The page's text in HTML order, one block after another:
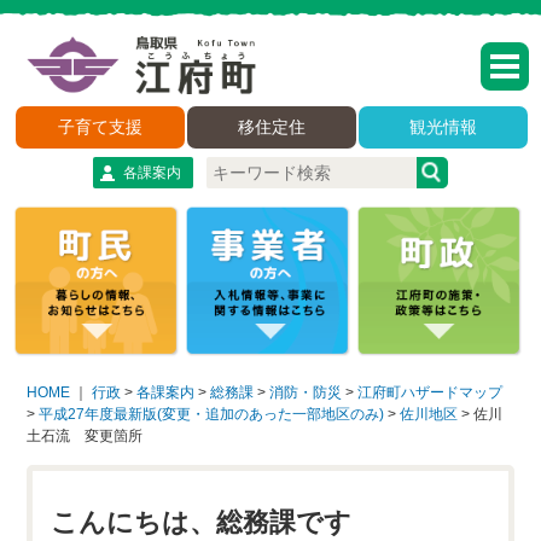
子育て支援 移住定住 観光情報
各課案内
HOME ｜行政 >各課案内 >総務課 >消防・防災 >江府町ハザードマップ
>平成27年度最新版(変更・追加のあった一部地区のみ) >佐川地区 >佐川
土石流 変更箇所
こんにちは、総務課です